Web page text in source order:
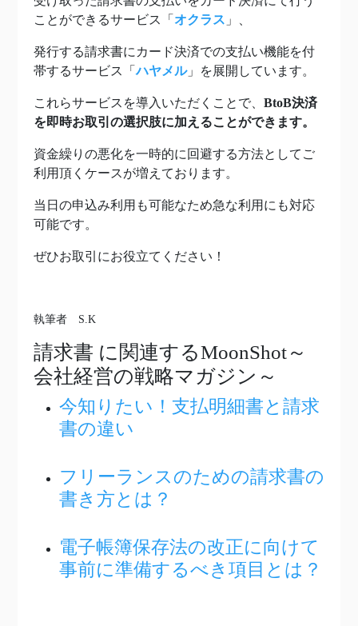
ことができるサービス「 オクラス 」、
発行する請求書にカード決済での支払い機能を付
帯するサービス「ハヤメル」を展開しています。
これらサービスを導入いただくことで、 BtoB決済
を即時お取引の選択肢に加えることができます。
資金繰りの悪化を一時的に回避する方法としてご
利用頂くケースが増えております。
当日の申込み利用も可能なため急な利用にも対応
可能です。
ぜひお取引にお役立てください！
執筆者 S.K
請求書 に関連するMoonShot～
会社経営の戦略マガジン～
今知りたい！支払明細書と請求
書の違い
フリーランスのための請求書の
書き方とは？
電子帳簿保存法の改正に向けて
事前に準備するべき項目とは？